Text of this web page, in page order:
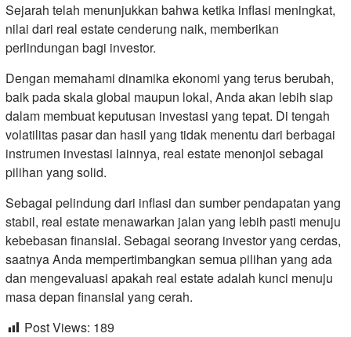
Sejarah telah menunjukkan bahwa ketika inflasi meningkat,
nilai dari real estate cenderung naik, memberikan
perlindungan bagi investor.
Dengan memahami dinamika ekonomi yang terus berubah,
baik pada skala global maupun lokal, Anda akan lebih siap
dalam membuat keputusan investasi yang tepat. Di tengah
volatilitas pasar dan hasil yang tidak menentu dari berbagai
instrumen investasi lainnya, real estate menonjol sebagai
pilihan yang solid.
Sebagai pelindung dari inflasi dan sumber pendapatan yang
stabil, real estate menawarkan jalan yang lebih pasti menuju
kebebasan finansial. Sebagai seorang investor yang cerdas,
saatnya Anda mempertimbangkan semua pilihan yang ada
dan mengevaluasi apakah real estate adalah kunci menuju
masa depan finansial yang cerah.
Post Views: 189